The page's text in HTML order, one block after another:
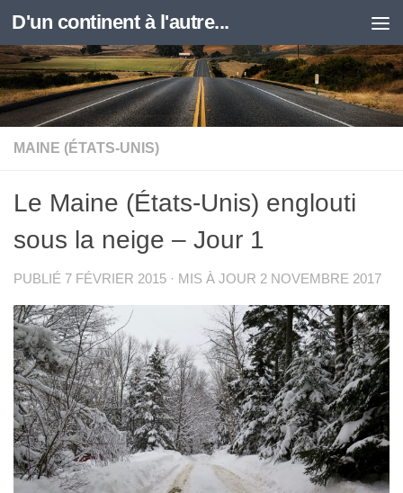
Skip to content
D'un continent à l'autre...
MAINE (ÉTATS-UNIS)
Le Maine (États-Unis) englouti
sous la neige – Jour 1
PUBLIÉ 7 FÉVRIER 2015 · MIS À JOUR 2 NOVEMBRE 2017